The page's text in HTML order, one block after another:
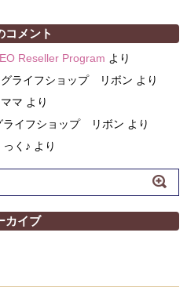
コメント
Reseller Program より
グライフショップ リボン より
マ より
ライフショップ リボン より
っく♪ より
カイブ